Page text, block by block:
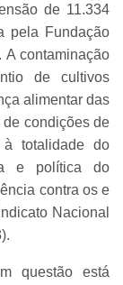
de 11.334
pela Fundação
A contaminação
de cultivos
alimentar das
condições de
totalidade do
e política do
contra os e
Nacional
questão está